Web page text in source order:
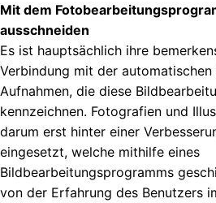
Mit dem
ausschneiden
Es ist hauptsächlich ihre
Verbindung mit der automatischen
Aufnahmen, die diese
kennzeichnen. Fotografien und
darum erst hinter einer
eingesetzt, welche mithilfe eines
Bildbearbeitungsprogramms
von der Erfahrung des Benutzers